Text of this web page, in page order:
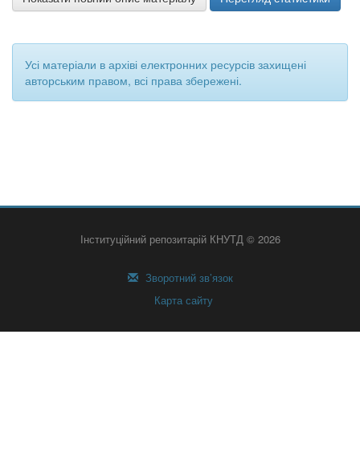
Усі матеріали в архіві електронних ресурсів захищені
авторським правом, всі права збережені.
Інституційний репозитарій КНУТД © 2026
Зворотний зв’язок
Карта сайту